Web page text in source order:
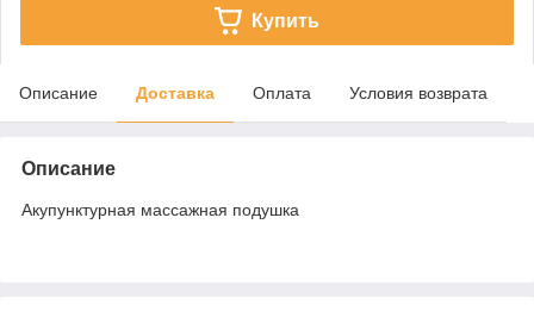
Купить
Описание Доставка Оплата Условия возврата
Описание
Акупунктурная массажная подушка